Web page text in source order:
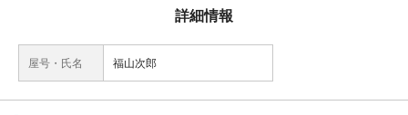
詳細情報
屋号・氏名 福山次郎